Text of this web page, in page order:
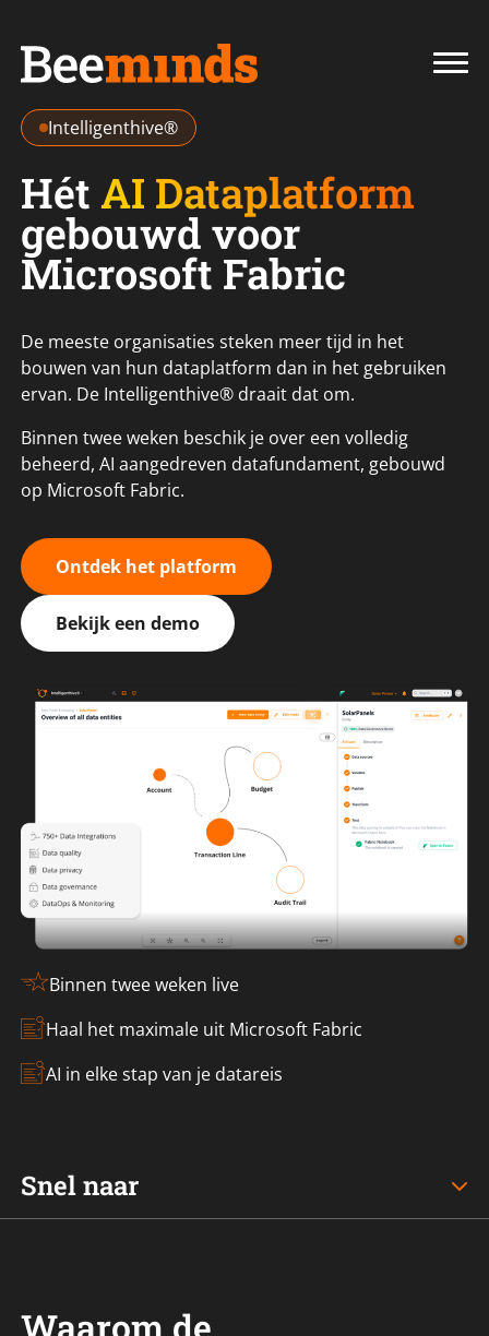
Intelligenthive®
Hét AI Dataplatform
gebouwd voor
Microsoft Fabric
De meeste organisaties steken meer tijd in het
bouwen van hun dataplatform dan in het gebruiken
ervan. De Intelligenthive® draait dat om.
Binnen twee weken beschik je over een volledig
beheerd, AI aangedreven datafundament, gebouwd
op Microsoft Fabric.
Ontdek het platform
Bekijk een demo
Binnen twee weken live
Haal het maximale uit Microsoft Fabric
AI in elke stap van je datareis
Snel naar
Waarom de